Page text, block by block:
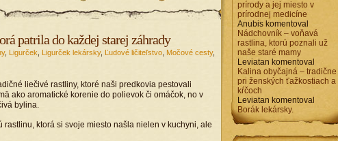
patrila do každej starej záhrady
, Ligurček Ligurček lekársky, Ľudové ličiteľstvo Močové cesty,
liečivé rastliny, ktoré naši predkovia pestovali
ako aromatické korenie do polievok či omáčok, no v
bylina.
ktorá si svoje miesto našla nielen v kuchyni, ale
prírody a jej miesto v
prírodnej medicíne
Anubis komentoval
Nádchovník – voňavá
rastlina, ktorú poznali už
naše staré mamy
Leviatan komentoval
Kalina obyčajná – tradične
pri ženských ťažkostiach a
kŕčoch
Leviatan komentoval
Borák lekársky.